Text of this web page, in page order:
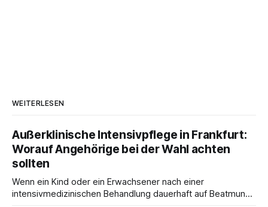
WEITERLESEN
Außerklinische Intensivpflege in Frankfurt:
Worauf Angehörige bei der Wahl achten
sollten
Wenn ein Kind oder ein Erwachsener nach einer
intensivmedizinischen Behandlung dauerhaft auf Beatmung